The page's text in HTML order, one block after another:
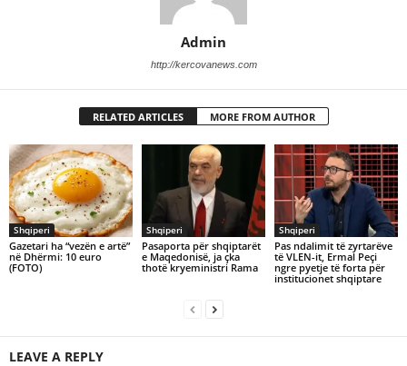
Admin
http://kercovanews.com
RELATED ARTICLES MORE FROM AUTHOR
Shqiperi
Gazetari ha “vezën e artë”
në Dhërmi: 10 euro
(FOTO)
Shqiperi
Pasaporta për shqiptarët
e Maqedonisë, ja çka
thotë kryeministri Rama
Shqiperi
Pas ndalimit të zyrtarëve
të VLEN-it, Ermal Peçi
ngre pyetje të forta për
institucionet shqiptare
LEAVE A REPLY